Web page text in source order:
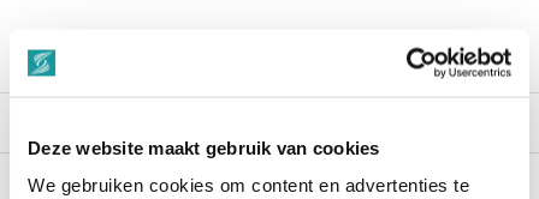
Deze website maakt gebruik van cookies
We gebruiken cookies om content en advertenties te
Productomschrijving